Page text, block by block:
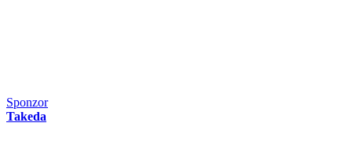
Sponzor
Takeda